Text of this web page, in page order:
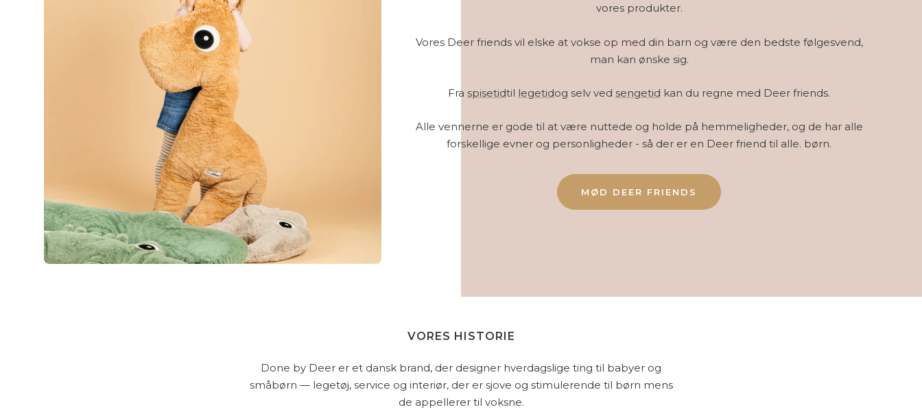
vores produkter.
Vores Deer friends vil elske at vokse op med din barn og være den bedste følgesvend,
man kan ønske sig.
Fra spisetidtil legetidog selv ved sengetid kan du regne med Deer friends.
Alle vennerne er gode til at være nuttede og holde på hemmeligheder, og de har alle
forskellige evner og personligheder - så der er en Deer friend til alle. børn.
MØD DEER FRIENDS
VORES HISTORIE
Done by Deer er et dansk brand, der designer hverdagslige ting til babyer og
småbørn — legetøj, service og interiør, der er sjove og stimulerende til børn mens
de appellerer til voksne.